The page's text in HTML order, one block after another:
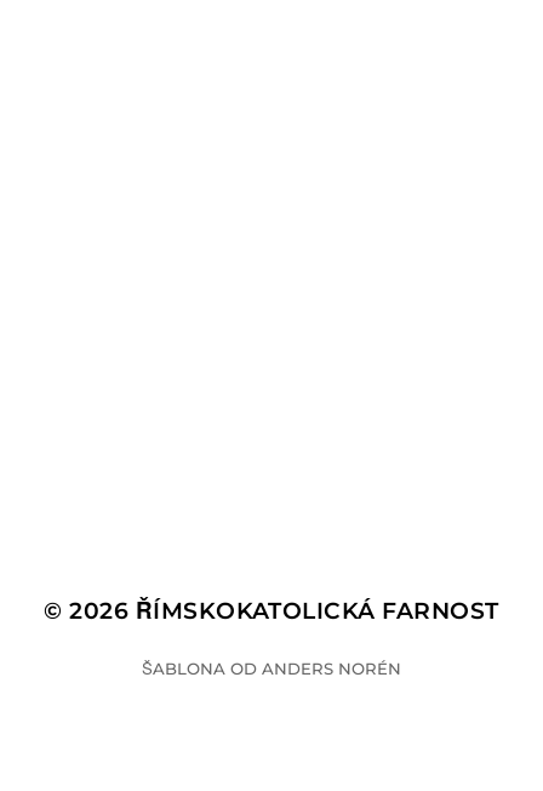
© 2026 ŘÍMSKOKATOLICKÁ FARNOST
ŠABLONA OD ANDERS NORÉN